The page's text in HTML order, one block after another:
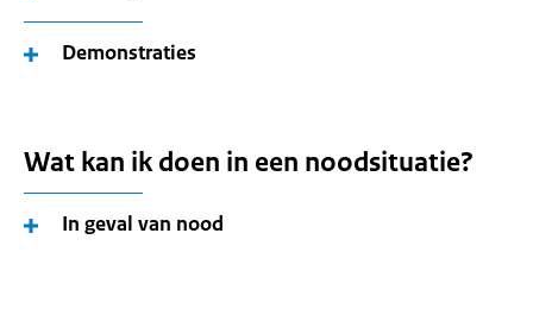
Demonstraties
Wat kan ik doen in een noodsituatie?
In geval van nood